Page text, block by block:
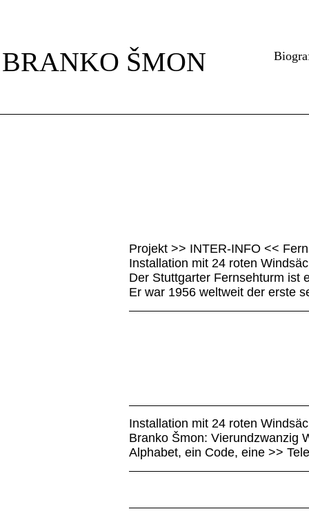
BRANKO ŠMON
Projekt >> INTER-INFO <<
Installation mit 24 roten
Der Stuttgarter Fernsehturm ist
Er war 1956 weltweit der erste
Installation mit 24 roten
Branko Šmon: Vierundzwanzig
Alphabet, ein Code, eine >>